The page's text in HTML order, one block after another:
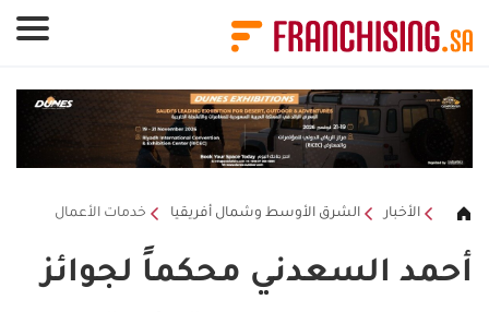
الأخبار الشرق الأوسط وشمال أفريقيا خدمات الأعمال
أحمد السعدني محكماً لجوائز
لوحة إدارة ملفات تعريف الارتباط